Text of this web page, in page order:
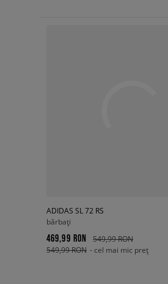
ADIDAS SL 72 RS
bărbați
469,99 RON
549,99 RON
549,99 RON - cel mai mic preț